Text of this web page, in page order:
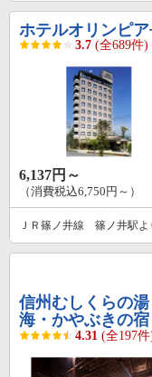
ホテルオリンピ
3.7 (全689件)
6,137円～
（消費税込6,750円～）
ＪＲ篠ノ井線 篠ノ井駅よ
信州むしくらの
海・かやぶきの宿
4.31 (全197件